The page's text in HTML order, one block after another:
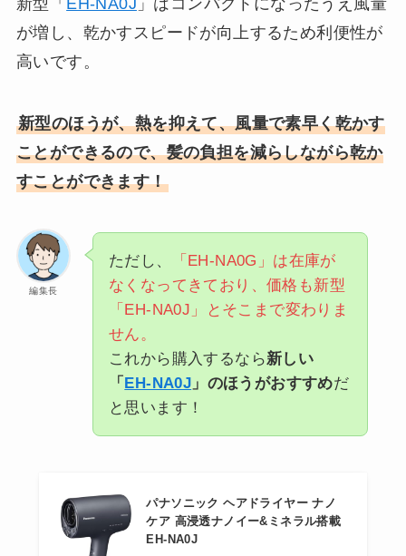
新型「 EH-NA0J 」はコンパクトになったうえ風量
が増し、乾かすスピードが向上するため利便性が
高いです。
新型のほうが、熱を抑えて、風量で素早く乾かす
ことができるので、髪の負担を減らしながら乾か
すことができます！
編集長
ただし、
「EH-NA0G」は在庫が
なくなってきており、価格も新型
「EH-NA0J」とそこまで変わりま
せん。
これから購入するなら新しい
「 EH-NA0J 」のほうがおすすめだ
と思います！
パナソニック ヘアドライヤー ナノ
ケア 高浸透ナノイー&ミネラル搭載
EH-NA0J